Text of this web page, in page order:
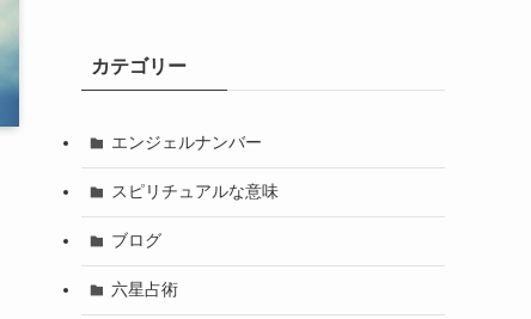
カテゴリー
エンジェルナンバー
スピリチュアルな意味
ブログ
六星占術